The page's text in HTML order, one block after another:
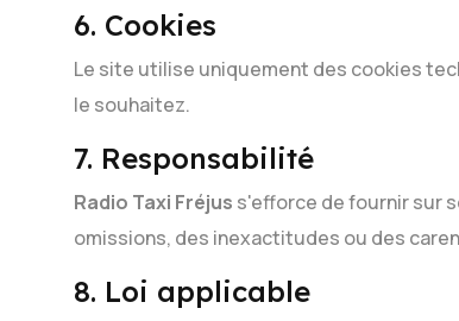
6. Cookies
Le site utilise uniquement des cookies
le souhaitez.
7. Responsabilité
Radio Taxi Fréjus s'efforce de fournir sur
omissions, des inexactitudes ou des
8. Loi applicable